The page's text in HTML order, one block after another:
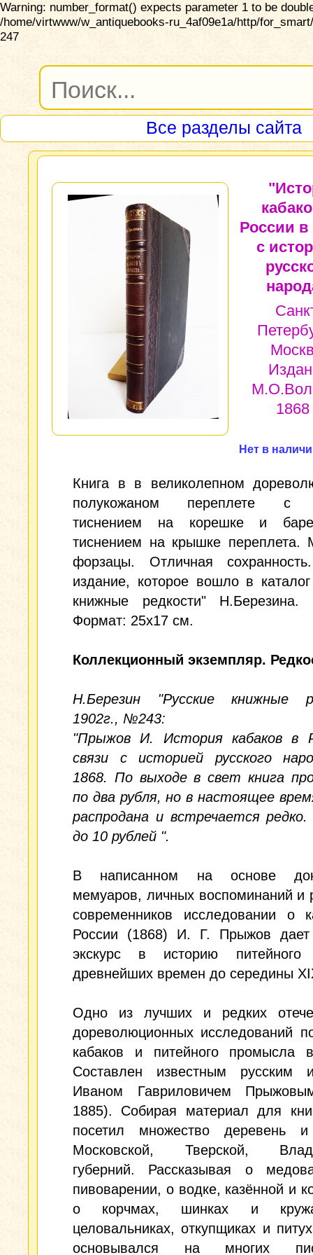
Warning: number_format() expects parameter 1 to be
/home/virtwww/w_antiquebooks-ru_4af09e1a/http/
247
Все разделы сайта
России в
с
1868
Нет в
Книга в в великолепном
полукожаном переплете с
тиснением на корешке и
тиснением на крышке переплета.
форзацы. Отличная
издание, которое вошло в
книжные редкости" Н.Березина.
Формат: 25х17 см.
Коллекционный экземпляр.
Н.Березин "Русские книжные
1902г., №243:
"Прыжов И. История кабаков в
связи с историей русского
1868. По выходе в свет книга
по два рубля, но в настоящее
распродана и встречается
до 10 рублей ".
В написанном на основе
мемуаров, личных воспоминаний и
современников исследовании о
России (1868) И. Г. Прыжов дает
экскурс в историю
древнейших времен до середины
Одно из лучших и редких
дореволюционных исследований
кабаков и питейного промысла
Составлен известным русским
Иваном Гавриловичем
1885). Собирая материал для
посетил множество деревень и
Московской, Тверской,
губерний. Рассказывая о
пивоварении, о водке, казённой и
о корчмах, шинках и
целовальниках, откупщиках и
основывался на многих